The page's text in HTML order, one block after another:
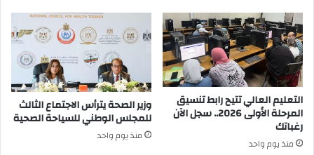
التعليم العالي تتيح رابط تنسيق
المرحلة الأولى 2026.. سجل الآن
رغباتك
منذ يوم واحد
وزير الصحة يترأس الاجتماع الثالث
للمجلس الوطني للسياحة الصحية
منذ يوم واحد